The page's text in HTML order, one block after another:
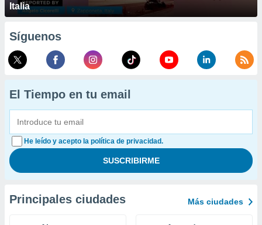
Italia
Síguenos
El Tiempo en tu email
He leído y acepto la política de privacidad.
Principales ciudades Más ciudades